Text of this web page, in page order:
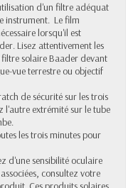
d'un filtre adéquat
instrument. Le film
lorsqu'il est
Lisez attentivement les
solaire Baader devant
vue terrestre ou objectif
de sécurité sur les trois
l'autre extrémité sur le tube
les trois minutes pour
d'une sensibilité oculaire
consultez votre